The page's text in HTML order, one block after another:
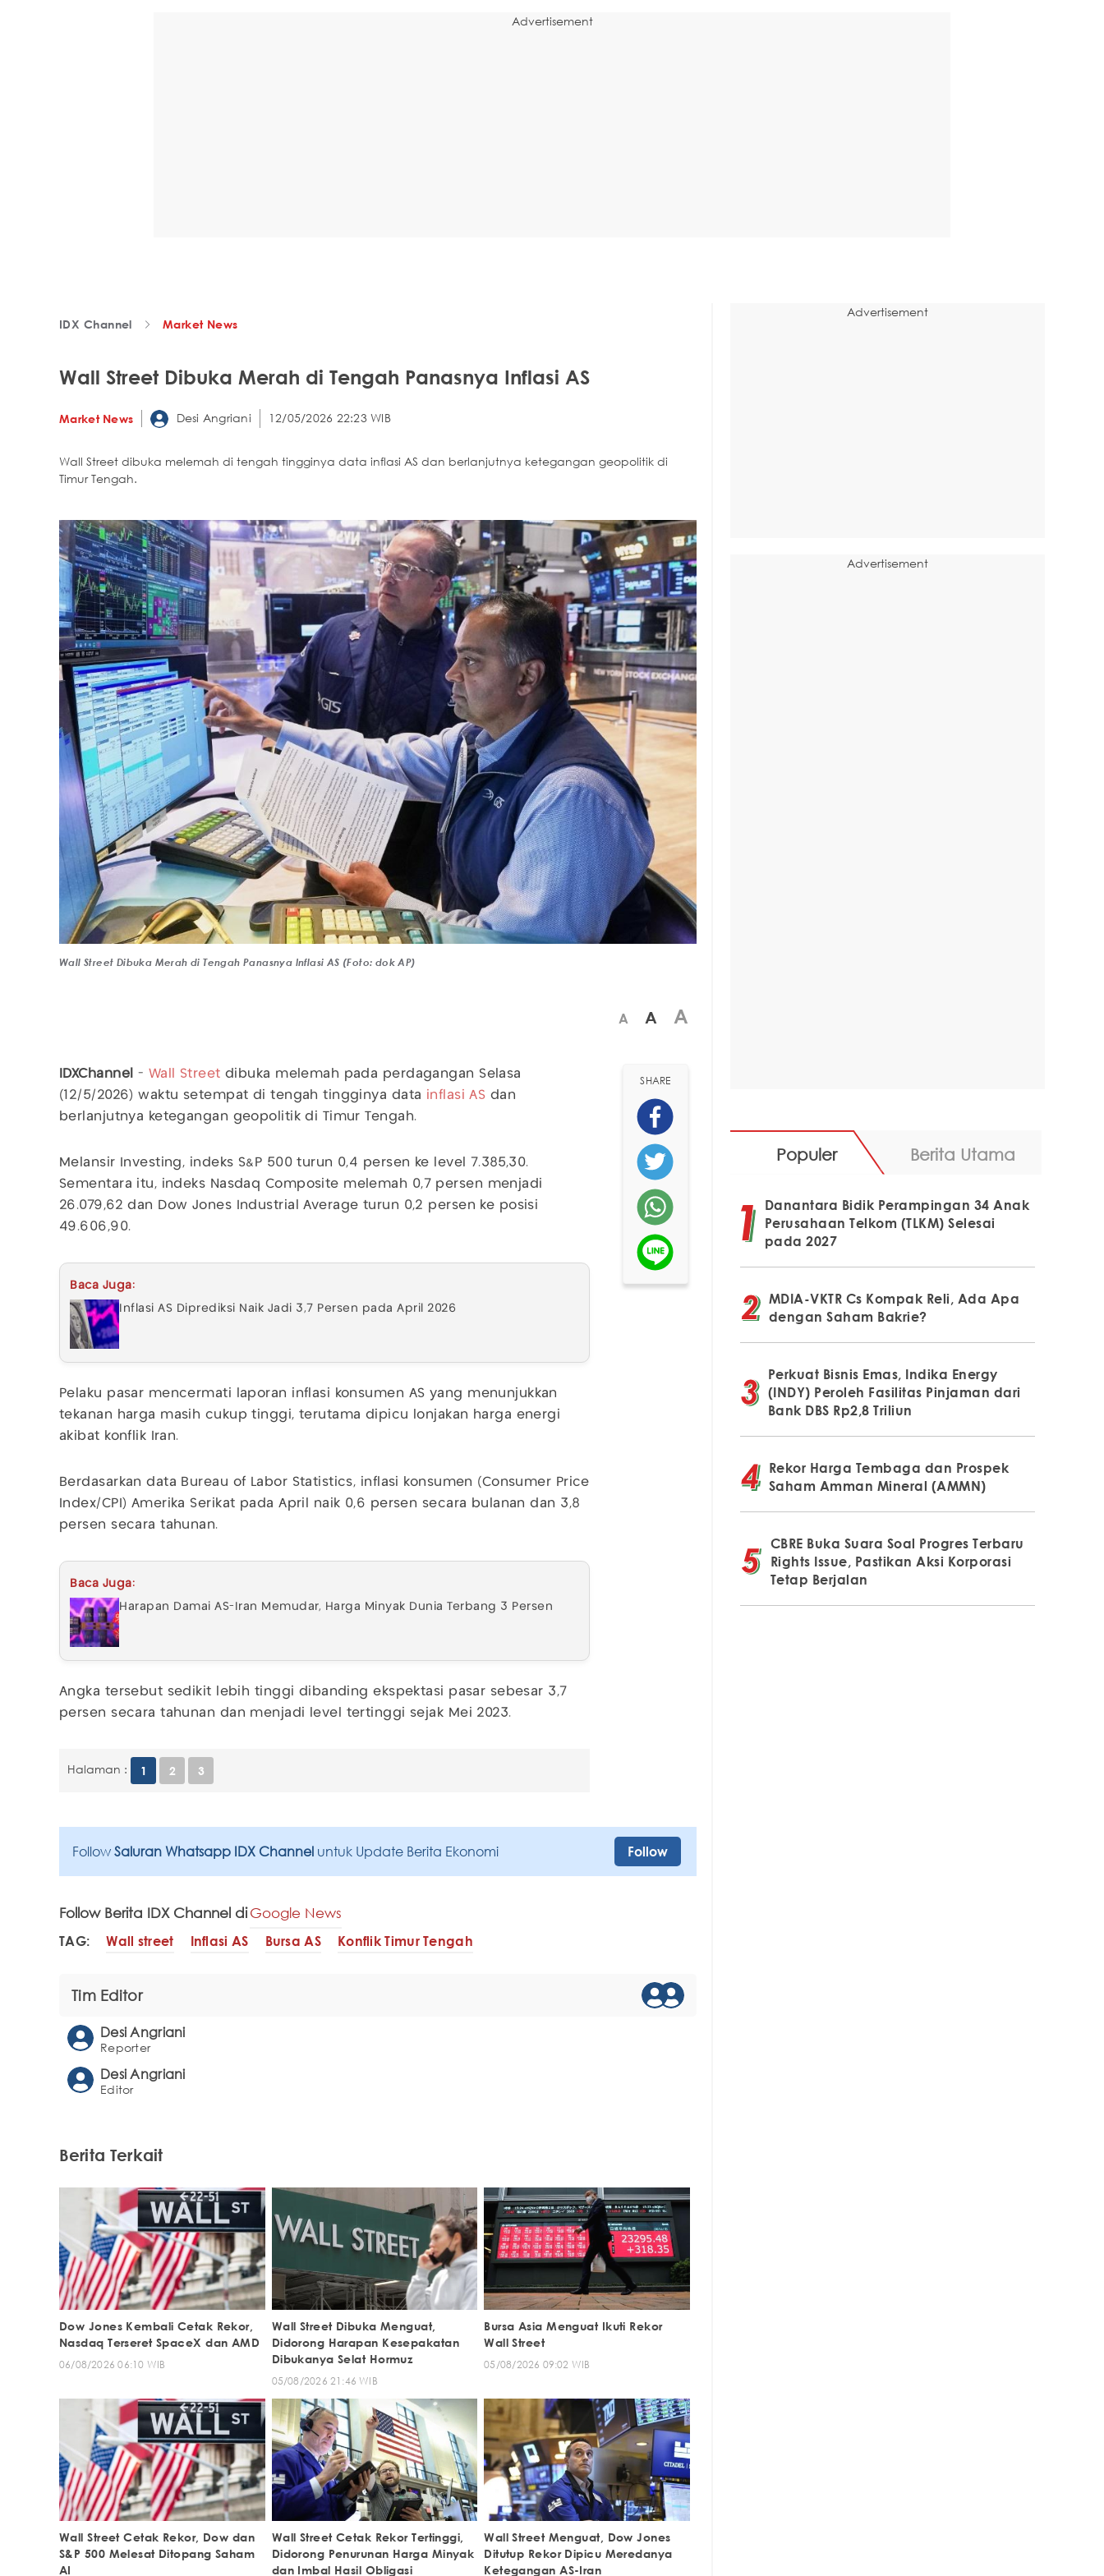
Advertisement
IDX Channel Market News
Wall Street Dibuka Merah di Tengah Panasnya Inflasi AS
Market News Desi Angriani 12/05/2026 22:23 WIB
Wall Street dibuka melemah di tengah tingginya data inflasi AS dan berlanjutnya ketegangan geopolitik di
Timur Tengah.
Wall Street Dibuka Merah di Tengah Panasnya Inflasi AS (Foto: dok AP)
A A A
IDXChannel - Wall Street dibuka melemah pada perdagangan Selasa
(12/5/2026) waktu setempat di tengah tingginya data inflasi AS dan
berlanjutnya ketegangan geopolitik di Timur Tengah.
Melansir Investing, indeks S&P 500 turun 0,4 persen ke level 7.385,30.
Sementara itu, indeks Nasdaq Composite melemah 0,7 persen menjadi
26.079,62 dan Dow Jones Industrial Average turun 0,2 persen ke posisi
49.606,90.
Baca Juga:
Inflasi AS Diprediksi Naik Jadi 3,7 Persen pada April 2026
Pelaku pasar mencermati laporan inflasi konsumen AS yang menunjukkan
tekanan harga masih cukup tinggi, terutama dipicu lonjakan harga energi
akibat konflik Iran.
Berdasarkan data Bureau of Labor Statistics, inflasi konsumen (Consumer Price
Index/CPI) Amerika Serikat pada April naik 0,6 persen secara bulanan dan 3,8
persen secara tahunan.
Baca Juga:
Harapan Damai AS-Iran Memudar, Harga Minyak Dunia Terbang 3 Persen
Angka tersebut sedikit lebih tinggi dibanding ekspektasi pasar sebesar 3,7
persen secara tahunan dan menjadi level tertinggi sejak Mei 2023.
Halaman : 1 2 3
SHARE
Follow Saluran Whatsapp IDX Channel untuk Update Berita Ekonomi Follow
Follow Berita IDX Channel diGoogle News
TAG: Wall street Inflasi AS Bursa AS Konflik Timur Tengah
Tim Editor
Desi Angriani
Reporter
Desi Angriani
Editor
Berita Terkait
Dow Jones Kembali Cetak Rekor,
Nasdaq Terseret SpaceX dan AMD
06/08/2026 06:10 WIB
Wall Street Dibuka Menguat,
Didorong Harapan Kesepakatan
Dibukanya Selat Hormuz
05/08/2026 21:46 WIB
Bursa Asia Menguat Ikuti Rekor
Wall Street
05/08/2026 09:02 WIB
Wall Street Cetak Rekor, Dow dan
S&P 500 Melesat Ditopang Saham
AI
Wall Street Cetak Rekor Tertinggi,
Didorong Penurunan Harga Minyak
dan Imbal Hasil Obligasi
Wall Street Menguat, Dow Jones
Ditutup Rekor Dipicu Meredanya
Ketegangan AS-Iran
Advertisement
Advertisement
Populer Berita Utama
Danantara Bidik Perampingan 34 Anak
Perusahaan Telkom (TLKM) Selesai
pada 2027
MDIA-VKTR Cs Kompak Reli, Ada Apa
dengan Saham Bakrie?
Perkuat Bisnis Emas, Indika Energy
(INDY) Peroleh Fasilitas Pinjaman dari
Bank DBS Rp2,8 Triliun
Rekor Harga Tembaga dan Prospek
Saham Amman Mineral (AMMN)
CBRE Buka Suara Soal Progres Terbaru
Rights Issue, Pastikan Aksi Korporasi
Tetap Berjalan